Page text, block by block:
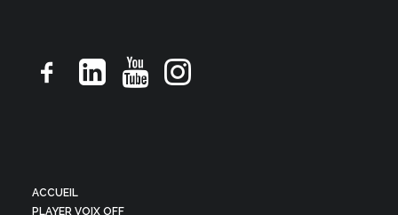
ACCUEIL
PLAYER VOIX OFF